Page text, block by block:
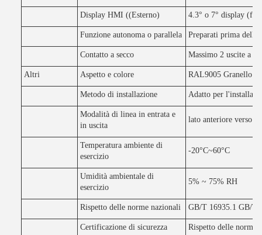
Display HMI ((Esterno) 4.3° o 7° display
Funzione autonoma o parallela Preparati prima della
Contatto a secco Massimo 2 uscite a
Altri Aspetto e colore RAL9005 Granello di
Metodo di installazione Adatto per
Modalità di linea in entrata e
in uscita
lato anteriore verso
Temperatura ambiente di
esercizio
-20°C~60°C
Umidità ambientale di
esercizio
5% ~ 75% RH
Rispetto delle norme nazionali GB/T 16935.1 GB/T
Certificazione di sicurezza Rispetto delle norme